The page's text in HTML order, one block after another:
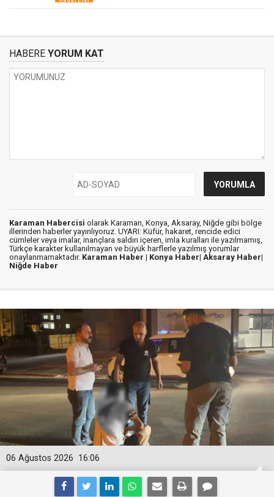
HABERE YORUM KAT
Karaman Habercisi olarak Karaman, Konya, Aksaray, Niğde gibi bölge
illerinden haberler yayınlıyoruz. UYARI: Küfür, hakaret, rencide edici
cümleler veya imalar, inançlara saldırı içeren, imla kuralları ile yazılmamış,
Türkçe karakter kullanılmayan ve büyük harflerle yazılmış yorumlar
onaylanmamaktadır. Karaman Haber | Konya Haber| Aksaray Haber|
Niğde Haber
16:06
06 Ağustos 2026